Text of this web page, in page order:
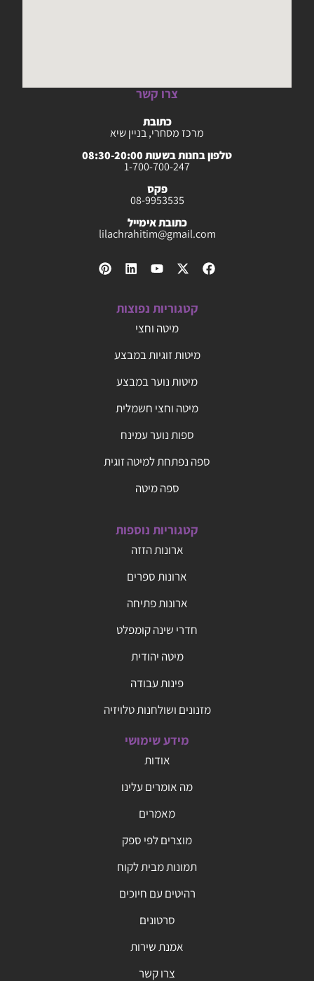
צרו קשר
כתובת
מרכז מסחרי, בניין שיא
טלפון בחנות בשעות 08:30-20:00
1-700-700-247
פקס
08-9953535
כתובת אימייל
lilachrahitim@gmail.com
קטגוריות נפוצות
מיטה וחצי
מיטות זוגיות במבצע
מיטות נוער במבצע
מיטה וחצי חשמלית
ספות נוער עמינח
ספה נפתחת למיטה זוגית
ספה מיטה
קטגוריות נוספות
ארונות הזזה
ארונות ספרים
ארונות פתיחה
חדרי שינה קומפלט
מיטה יהודית
פינות עבודה
מזנונים ושולחנות טלויזיה
מידע שימושי
אודות
מה אומרים עלינו
מאמרים
מוצרים לפי ספק
תמונות מבית לקוח
רהיטים עם חיוכים
סרטונים
אמנת שירות
צרו קשר